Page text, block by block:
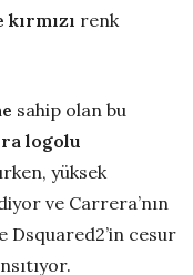
renk
sahip olan bu
logolu
yüksek
ve Carrera’nın
Dsquared2’in cesur